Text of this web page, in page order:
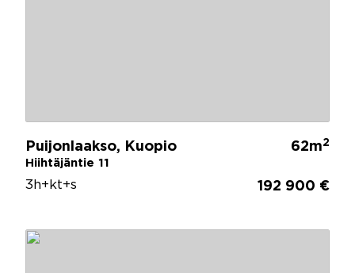
Puijonlaakso, Kuopio
Hiihtäjäntie 11
62m2
3h+kt+s 192 900 €